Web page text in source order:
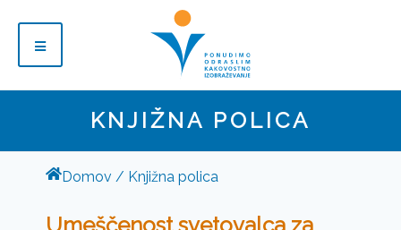
KNJIŽNA POLICA
Domov Knjižna polica